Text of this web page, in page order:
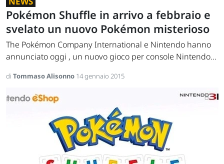
Pokémon Shuffle in arrivo a febbraio e
svelato un nuovo Pokémon misterioso
The Pokémon Company International e Nintendo hanno
annunciato oggi , un nuovo gioco per console Nintendo...
di Tommaso Alisonno 14 gennaio 2015